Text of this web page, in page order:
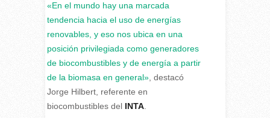
«En el mundo hay una marcada
tendencia hacia el uso de energías
renovables, y eso nos ubica en una
posición privilegiada como generadores
de biocombustibles y de energía a partir
de la biomasa en general», destacó
Jorge Hilbert, referente en
biocombustibles del INTA.